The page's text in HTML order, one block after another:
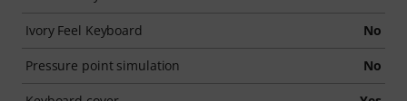
Ivory Feel Keyboard No
Pressure point simulation No